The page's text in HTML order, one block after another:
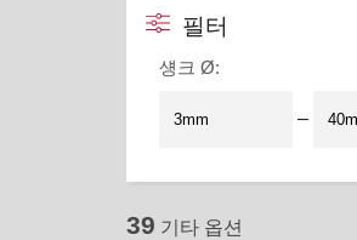
필터
섕크 Ø:
–
39 기타 옵션